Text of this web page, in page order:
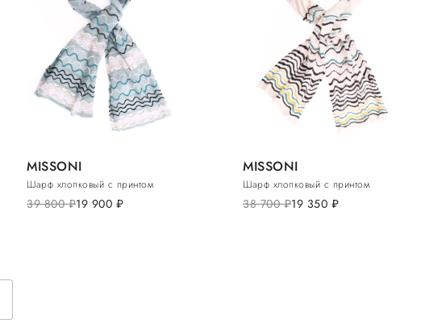
MISSONI
Шарф хлопковый с принтом
39 800руб.19 900 руб.
MISSONI
Шарф хлопковый с принтом
38 700руб.19 350 руб.